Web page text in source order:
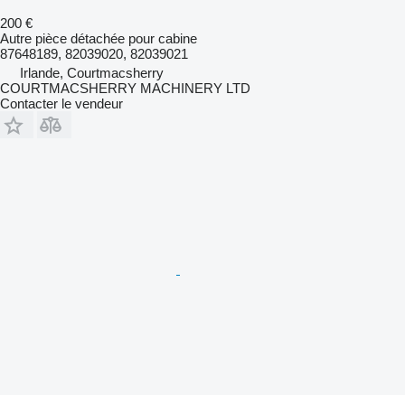
200 €
Autre pièce détachée pour cabine
87648189, 82039020, 82039021
Irlande, Courtmacsherry
COURTMACSHERRY MACHINERY LTD
Contacter le vendeur